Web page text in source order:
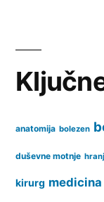
anatomija bolezen
duševne motnje
kirurg medicina